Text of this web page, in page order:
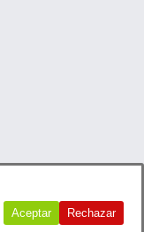
Aceptar Rechazar